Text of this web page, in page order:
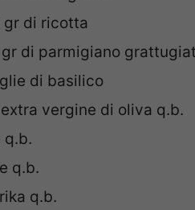
gr di ricotta
gr di parmigiano
di basilico
vergine di oliva q.b.
q.b.
q.b.
q.b.